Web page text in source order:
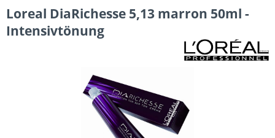
Loreal DiaRichesse 5,13 marron 50ml -
Intensivtönung